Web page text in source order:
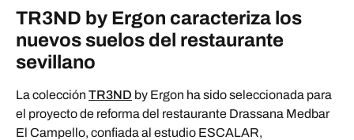
TR3ND by Ergon caracteriza los
nuevos suelos del restaurante
sevillano
La colección TR3ND by Ergon ha sido seleccionada para
el proyecto de reforma del restaurante Drassana Medbar
El Campello, confiada al estudio ESCALAR,